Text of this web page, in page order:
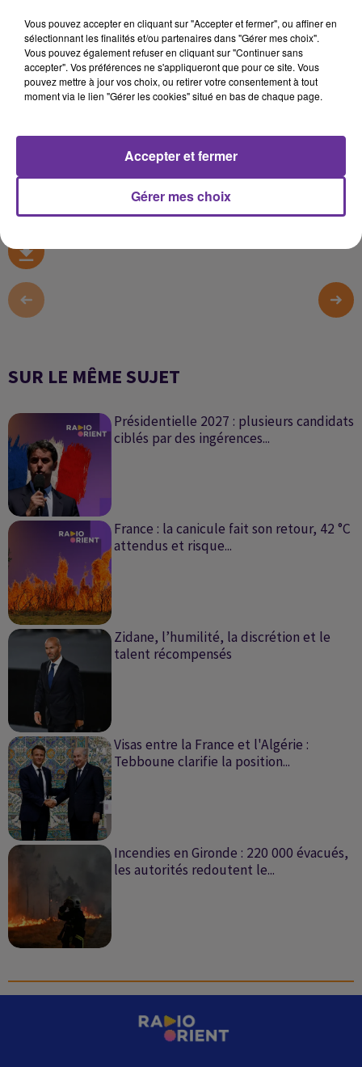
Handicap… Un comité présidé ce mois ci par le Premier
ministre François Bayrou…
Axelle Rousseau, coordinatrice et chargé de plaidoyer du
Collectif handicaps dresse un état des lieux des urgences
19 min 33 sec
SUR LE MÊME SUJET
Présidentielle 2027 : plusieurs candidats
ciblés par des ingérences...
France : la canicule fait son retour, 42 °C
attendus et risque...
Zidane, l’humilité, la discrétion et le
talent récompensés
Visas entre la France et l'Algérie :
Tebboune clarifie la position...
Incendies en Gironde : 220 000 évacués,
les autorités redoutent le...
Vous pouvez accepter en cliquant sur "Accepter et fermer", ou affiner en
sélectionnant les finalités et/ou partenaires dans "Gérer mes choix".
Vous pouvez également refuser en cliquant sur "Continuer sans
accepter". Vos préférences ne s'appliqueront que pour ce site. Vous
pouvez mettre à jour vos choix, ou retirer votre consentement à tout
moment via le lien "Gérer les cookies" situé en bas de chaque page.
Gérer mes choix
Accepter et fermer